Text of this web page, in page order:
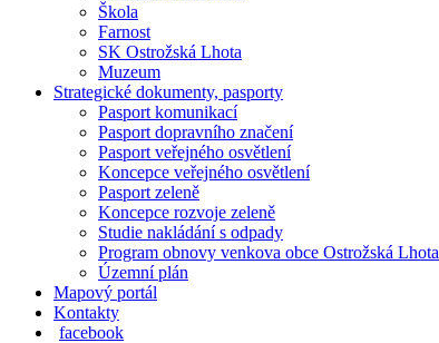
Škola
Farnost
SK Ostrožská Lhota
Muzeum
Strategické dokumenty, pasporty
Pasport komunikací
Pasport dopravního značení
Pasport veřejného osvětlení
Koncepce veřejného osvětlení
Pasport zeleně
Koncepce rozvoje zeleně
Studie nakládání s odpady
Program obnovy venkova obce Ostrožská Lhota
Územní plán
Mapový portál
Kontakty
facebook